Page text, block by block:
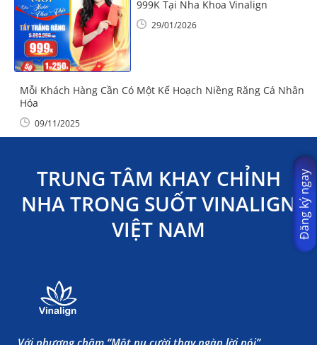
999K Tại Nha Khoa Vinalign
29/01/2026
Mỗi Khách Hàng Cần Có Một Kế Hoạch Niềng Răng Cá Nhân
Hóa
09/11/2025
TRUNG TÂM KHAY CHỈNH
NHA TRONG SUỐT VINALIGN
VIỆT NAM
Với phương châm “Một nụ cười thay ngàn lời nói”,
Đăng ký ngay